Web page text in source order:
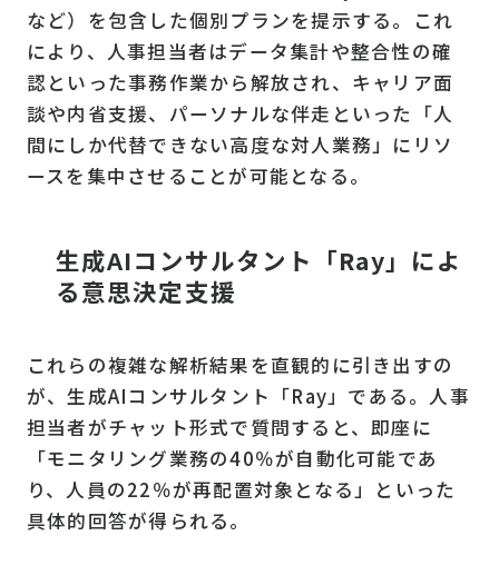
など）を包含した個別プランを提示する。これ
により、人事担当者はデータ集計や整合性の確
認といった事務作業から解放され、キャリア面
談や内省支援、パーソナルな伴走といった「人
間にしか代替できない高度な対人業務」にリソ
ースを集中させることが可能となる。
生成AIコンサルタント「Ray」によ
る意思決定支援
これらの複雑な解析結果を直観的に引き出すの
が、生成AIコンサルタント「Ray」である。人事
担当者がチャット形式で質問すると、即座に
「モニタリング業務の40％が自動化可能であ
り、人員の22％が再配置対象となる」といった
具体的回答が得られる。